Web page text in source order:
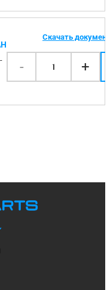
Скачать
- 1 +